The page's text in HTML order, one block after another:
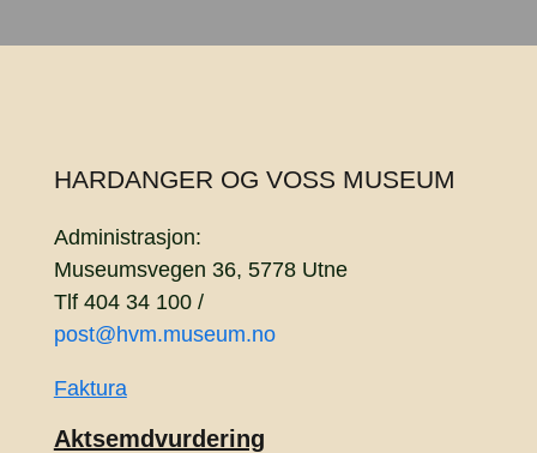
HARDANGER OG VOSS MUSEUM
Administrasjon:
Museumsvegen 36, 5778 Utne
Tlf 404 34 100 /
post@hvm.museum.no
Faktura
Aktsemdvurdering